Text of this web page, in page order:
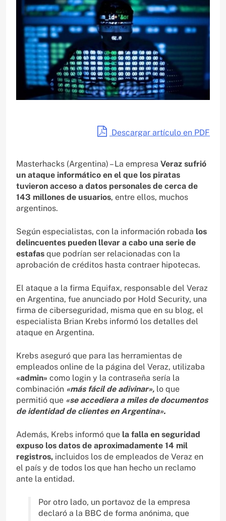
Descargar artículo en PDF
Masterhacks (Argentina) – La empresa Veraz sufrió
un ataque informático en el que los piratas
tuvieron acceso a datos personales de cerca de
143 millones de usuarios, entre ellos, muchos
argentinos.
Según especialistas, con la información robada los
delincuentes pueden llevar a cabo una serie de
estafas que podrían ser relacionadas con la
aprobación de créditos hasta contraer hipotecas.
El ataque a la firma Equifax, responsable del Veraz
en Argentina, fue anunciado por Hold Security, una
firma de ciberseguridad, misma que en su blog, el
especialista Brian Krebs informó los detalles del
ataque en Argentina.
Krebs aseguró que para las herramientas de
empleados online de la página del Veraz, utilizaba
«admin» como login y la contraseña sería la
combinación «más fácil de adivinar», lo que
permitió que «se accediera a miles de documentos
de identidad de clientes en Argentina».
Además, Krebs informó que la falla en seguridad
expuso los datos de aproximadamente 14 mil
registros, incluidos los de empleados de Veraz en
el país y de todos los que han hecho un reclamo
ante la entidad.
Por otro lado, un portavoz de la empresa
declaró a la BBC de forma anónima, que